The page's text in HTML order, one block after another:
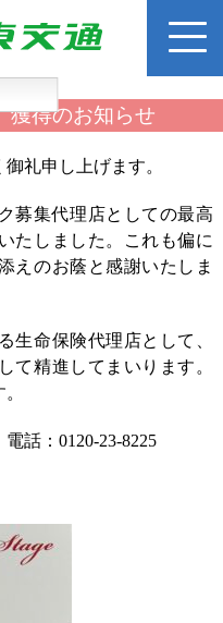
問
獲得のお知らせ
礼申し上げます。
募集代理店としての最高
たしました。これも偏に
えのお蔭と感謝いたしま
生命保険代理店として、
て精進してまいります。
話：0120-23-8225